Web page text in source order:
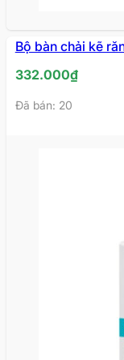
Bộ bàn chải kẽ
332.000₫
Đã bán: 20